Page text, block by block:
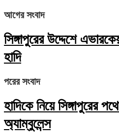
আগের সংবাদ
সিঙ্গাপুরের উদ্দেশে
হাদি
পরের সংবাদ
হাদিকে নিয়ে সিঙ্গাপুরের
অ্যাম্বুলেন্স